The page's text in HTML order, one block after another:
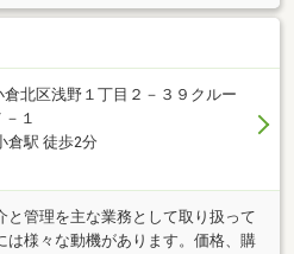
ばと思います。相談は無料です。誠
！ ご来店を心からお待ちいたして
なります。
北区浅野１丁目２－３９クルー
１
倉駅 徒歩2分
管理を主な業務として取り扱って
は様々な動機があります。価格、購